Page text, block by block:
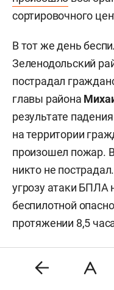
сортировочного
В тот же день
Зеленодольский
пострадал
главы района
результате
на территории
произошел пожар.
никто не
угрозу атаки БПЛА
беспилотной
протяжении 8,5